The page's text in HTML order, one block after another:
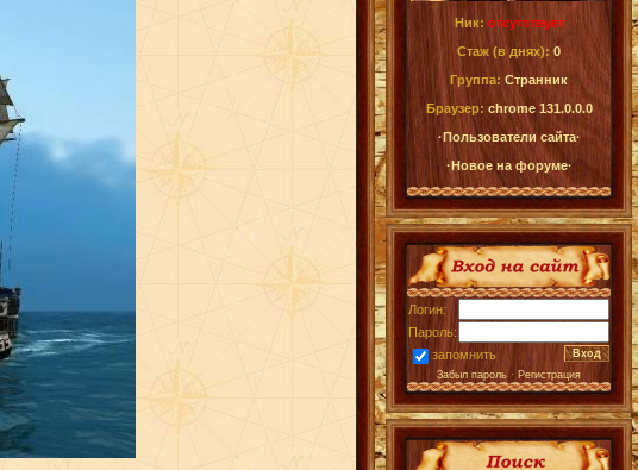
Ник: отсутствует
Стаж (в днях): 0
Группа: Странник
Браузер: chrome 131.0.0.0
·Пользователи сайта·
·Новое на форуме·
Логин:
Пароль:
запомнить
Забыл пароль · Регистрация